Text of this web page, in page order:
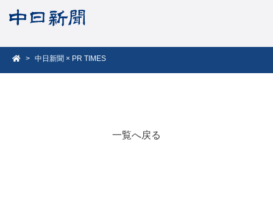
中日新聞 × PR TIMES
一覧へ戻る